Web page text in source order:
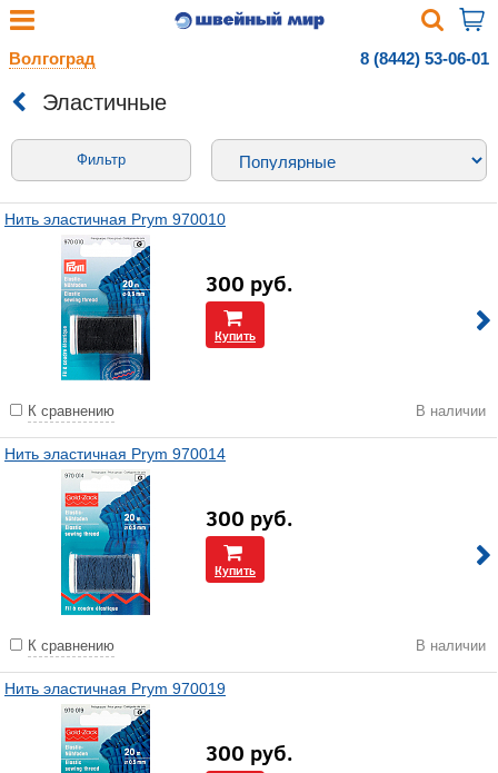
Волгоград 8 (8442) 53-06-01
Эластичные
Фильтр
Нить эластичная Prym 970010
300 руб.
Купить
К сравнению В наличии
Нить эластичная Prym 970014
300 руб.
Купить
К сравнению В наличии
Нить эластичная Prym 970019
300 руб.